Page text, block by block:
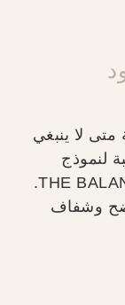
لا ينبغي
لنموذج
الرعاية المتاح في THE BALANCE Rehab Clinic.
وشفاف